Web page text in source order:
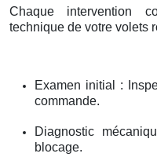
Chaque intervention
technique de votre volets
Examen initial :
commande.
Diagnostic
blocage.